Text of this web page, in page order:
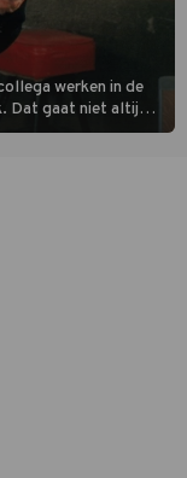
werken in de
Dat gaat niet altijd